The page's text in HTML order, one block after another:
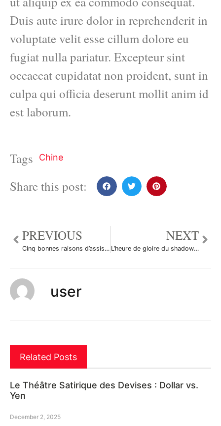
Duis aute irure dolor in reprehenderit in
voluptate velit esse cillum dolore eu
fugiat nulla pariatur. Excepteur sint
occaecat cupidatat non proident, sunt in
culpa qui officia deserunt mollit anim id
est laborum.
Tags Chine
Share this post:
PREVIOUS
Cinq bonnes raisons d’assister au premier salon français du FOREX
NEXT
L’heure de gloire du shadow banking
user
Related Posts
Le Théâtre Satirique des Devises : Dollar vs.
Yen
December 2, 2025